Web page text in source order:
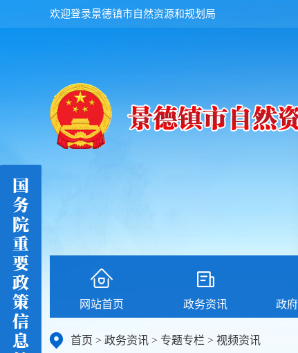
欢迎登录景德镇市自然资源和规划局
网站首页 政务资讯 政
首页 > 政务资讯 > 专题专栏 > 视频资讯